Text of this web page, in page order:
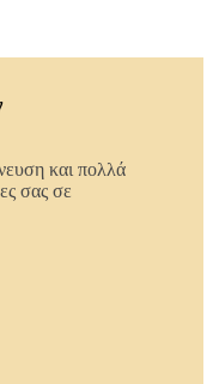
και πολλά
σας σε